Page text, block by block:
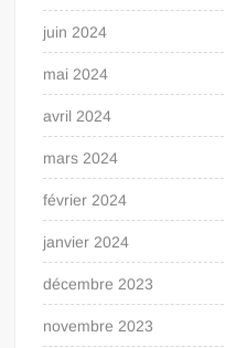
juin 2024
mai 2024
avril 2024
mars 2024
février 2024
janvier 2024
décembre 2023
novembre 2023